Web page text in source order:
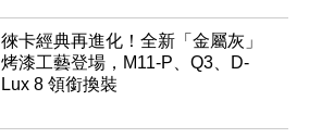
徠卡經典再進化！全新「金屬灰」
烤漆工藝登場，M11-P、Q3、D-
Lux 8 領銜換裝